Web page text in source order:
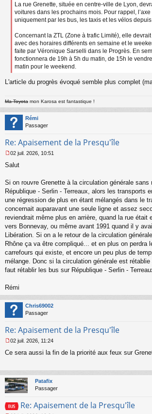
La rue Grenette, située en centre-ville de Lyon,
voitures dans les prochains mois. Pour rappel, l’axe
uniquement par les bus, les taxis et les vélos depuis
Concernant la ZTL (Zone à trafic Limité), elle
avec des horaires différents en semaine et le
faite par Véronique Sarselli dans le Progrès. En
fonctionnera de 19h à 5h du matin, de 15h le
matin pour le weekend.
L'article du progrès évoqué semble plus complet
Ma Toyota mon Karosa est fantastique !
Rémi
Passager
Re: Apaisement de la Presqu'île
e
a
g
e
n
o
n
l
u
02 juil. 2026, 10:51
Salut
Si on rouvre Grenette à la circulation générale sans
République - Serlin - Terreaux, alors les transports
une régression de plus en étant mélangés dans le
concernait auparavant une seule ligne et assez
reviendrait même plus en arrière, quand la rue était
vers Bonnevay, ou même avant 1991 quand il y
Libération. Si on a le retour de la circulation
Rhône ça va être compliqué... et en plus on perdra
carrefours qui existe, et encore un peu plus de
mélange. Donc si la circulation générale est rétablie
faut rétablir les bus sur République - Serlin -
Rémi
Chris69002
Passager
Re: Apaisement de la Presqu'île
e
a
g
e
o
n
02 juil. 2026, 11:24
Ce sera aussi la fin de la priorité aux feux sur
Patafix
Passager
Re: Apaisement de la Presqu'île